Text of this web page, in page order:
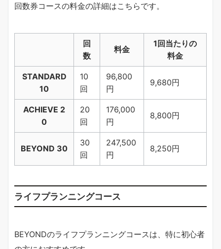
回数券コースの料金の詳細はこちらです。
回
数
料金
1回当たりの
料金
STANDARD
10
10
回
96,800
円
9,680円
ACHIEVE 2
0
20
回
176,000
円
8,800円
BEYOND 30
30
回
247,500
円
8,250円
ライフプランニングコース
BEYONDのライフプランニングコースは、特に初心者